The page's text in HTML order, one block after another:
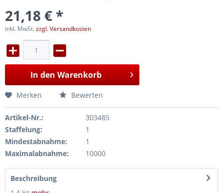
21,18 € *
inkl. MwSt.zzgl. Versandkosten
In den Warenkorb
Merken Bewerten
Artikel-Nr.:
303485
Staffelung:
1
Mindestabnahme:
1
Maximalabnahme:
10000
Beschreibung